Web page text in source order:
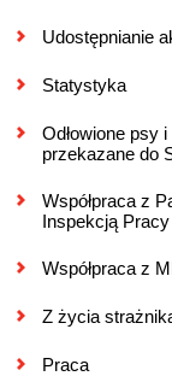
Udostępnianie
Statystyka
Odłowione psy
przekazane do
Współpraca z
Inspekcją Pracy
Współpraca z
Z życia
Praca